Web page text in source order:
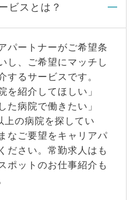
ビスとは？
パートナーがご希望条
し、ご希望にマッチし
するサービスです。
を紹介してほしい」
た病院で働きたい」
上の病院を探してい
なご要望をキャリアパ
ださい。常勤求人はも
ポットのお仕事紹介も